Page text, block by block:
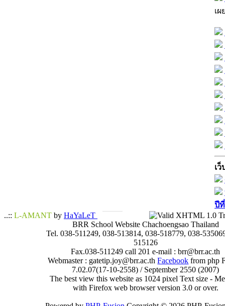
เ
เว็
ปี
..:: L-AMANT by HaYaLeT
BRR School Website Chachoengsao Thailand
Tel. 038-511249, 038-513814, 038-518779, 038-
515126
Fax.038-511249 call 201 e-mail : brr@brr.ac.th
Webmaster : gatetip.joy@brr.ac.thFacebook from php
7.02.07(17-10-2558) / September 2550 (2007)
The best view this website as 1024 pixel Text size -
with Firefox web browser version 3.0 or over.